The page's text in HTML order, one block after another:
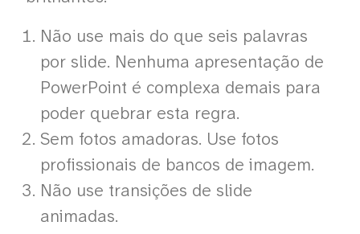
Não use mais do que seis palavras
por slide. Nenhuma apresentação de
PowerPoint é complexa demais para
poder quebrar esta regra.
Sem fotos amadoras. Use fotos
profissionais de bancos de imagem.
Não use transições de slide
animadas.